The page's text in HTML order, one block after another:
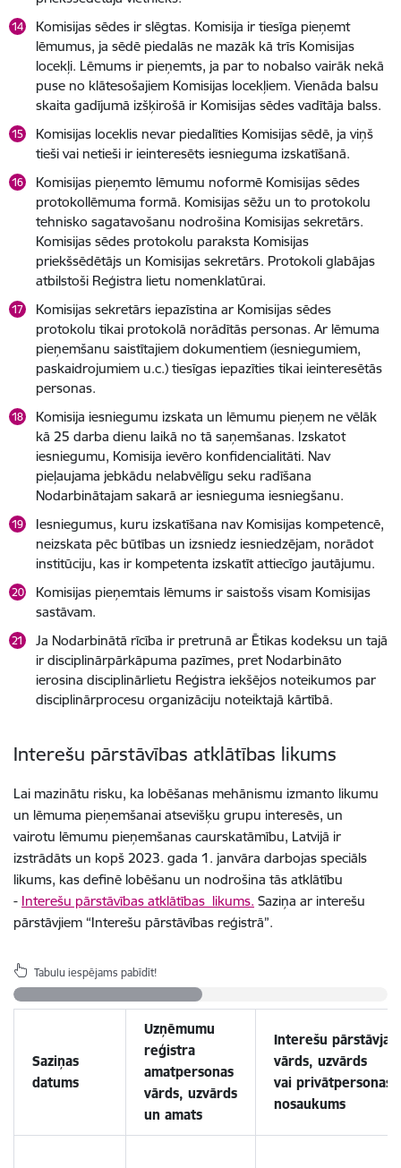
Komisijas sēdes ir slēgtas. Komisija ir tiesīga pieņemt
lēmumus, ja sēdē piedalās ne mazāk kā trīs Komisijas
locekļi. Lēmums ir pieņemts, ja par to nobalso vairāk nekā
puse no klātesošajiem Komisijas locekļiem. Vienāda balsu
skaita gadījumā izšķirošā ir Komisijas sēdes vadītāja balss.
Komisijas loceklis nevar piedalīties Komisijas sēdē, ja viņš
tieši vai netieši ir ieinteresēts iesnieguma izskatīšanā.
Komisijas pieņemto lēmumu noformē Komisijas sēdes
protokollēmuma formā. Komisijas sēžu un to protokolu
tehnisko sagatavošanu nodrošina Komisijas sekretārs.
Komisijas sēdes protokolu paraksta Komisijas
priekšsēdētājs un Komisijas sekretārs. Protokoli glabājas
atbilstoši Reģistra lietu nomenklatūrai.
Komisijas sekretārs iepazīstina ar Komisijas sēdes
protokolu tikai protokolā norādītās personas. Ar lēmuma
pieņemšanu saistītajiem dokumentiem (iesniegumiem,
paskaidrojumiem u.c.) tiesīgas iepazīties tikai ieinteresētās
personas.
Komisija iesniegumu izskata un lēmumu pieņem ne vēlāk
kā 25 darba dienu laikā no tā saņemšanas. Izskatot
iesniegumu, Komisija ievēro konfidencialitāti. Nav
pieļaujama jebkādu nelabvēlīgu seku radīšana
Nodarbinātajam sakarā ar iesnieguma iesniegšanu.
Iesniegumus, kuru izskatīšana nav Komisijas kompetencē,
neizskata pēc būtības un izsniedz iesniedzējam, norādot
institūciju, kas ir kompetenta izskatīt attiecīgo jautājumu.
Komisijas pieņemtais lēmums ir saistošs visam Komisijas
sastāvam.
Ja Nodarbinātā rīcība ir pretrunā ar Ētikas kodeksu un tajā
ir disciplinārpārkāpuma pazīmes, pret Nodarbināto
ierosina disciplinārlietu Reģistra iekšējos noteikumos par
disciplinārprocesu organizāciju noteiktajā kārtībā.
Interešu pārstāvības atklātības likums
Lai mazinātu risku, ka lobēšanas mehānismu izmanto likumu
un lēmuma pieņemšanai atsevišķu grupu interesēs, un
vairotu lēmumu pieņemšanas caurskatāmību, Latvijā ir
izstrādāts un kopš 2023. gada 1. janvāra darbojas speciāls
likums, kas definē lobēšanu un nodrošina tās atklātību
- Interešu pārstāvības atklātības likums. Saziņa ar interešu
pārstāvjiem “Interešu pārstāvības reģistrā”.
Tabulu iespējams pabīdīt!
Saziņas
datums
Uzņēmumu
reģistra
amatpersonas
vārds, uzvārds
un amats
Interešu pārstāvja
vārds, uzvārds
vai privātpersonas
nosaukums